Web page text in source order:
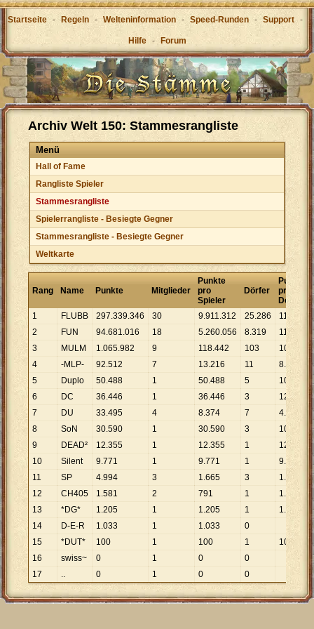
Startseite - Regeln - Welteninformation - Speed-Runden - Support -
Hilfe - Forum
Archiv Welt 150: Stammesrangliste
Menü
Hall of Fame
Rangliste Spieler
Stammesrangliste
Spielerrangliste - Besiegte Gegner
Stammesrangliste - Besiegte Gegner
Weltkarte
Rang Name Punkte Mitglieder
Punkte
pro
Spieler
Dörfer
Punkte
pro
Dorf
1
FLUBB 297.339.346 30 9.911.312 25.286 11
2
FUN 94.681.016 18 5.260.056 8.319 11 .
3
MULM 1.065.982 9 118.442 103 10
349
4
-MLP- 92.512 7 13.216 11 8. 410
5
Duplo 50.488 1 50.488 5 10
098
6
DC 36.446 1 36.446 3 12 .149
7
DU 33.495 4 8.374 7 4. 785
8
SoN 30.590 1 30.590 3 10
9
DEAD² 12.355 1 12.355 1 12 .355
10
Silent 9.771 1 9.771 1 9. 771
11
SP 4.994 3 1.665 3 1.
12
CH405 1.581 2 791 1 1. 581
13
*DG* 1.205 1 1.205 1 1.205
14
D-E-R 1.033 1 1.033
0
15
*DUT* 100 1 100 1
100
16
swiss~ 0 1 0
0
17
.. 0 1 0 0